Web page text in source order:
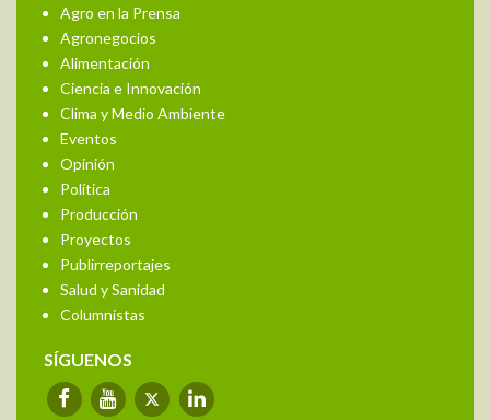
Agro en la Prensa
Agronegocios
Alimentación
Ciencia e Innovación
Clima y Medio Ambiente
Eventos
Opinión
Política
Producción
Proyectos
Publirreportajes
Salud y Sanidad
Columnistas
SÍGUENOS